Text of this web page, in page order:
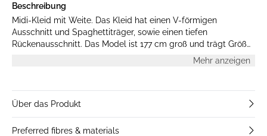
Beschreibung
Midi-Kleid mit Weite. Das Kleid hat einen V-förmigen
Ausschnitt und Spaghettiträger, sowie einen tiefen
Rückenausschnitt. Das Model ist 177 cm groß und trägt Größe
Mehr anzeigen
Über das Produkt
Preferred fibres & materials